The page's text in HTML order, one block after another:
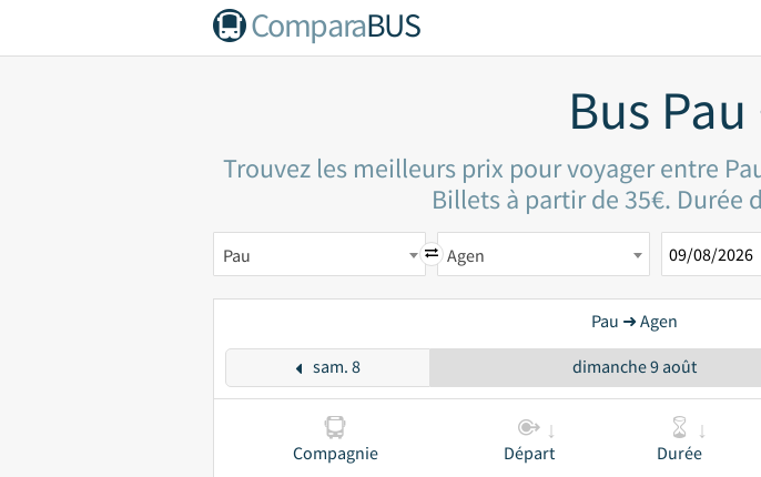
ComparaBUS
Bus
Trouvez les meilleurs prix pour voyager entre
Billets à partir de 35€. Durée
Pau Agen
Pau ➜ Agen
sam. 8 dimanche 9 août
Compagnie Départ Durée